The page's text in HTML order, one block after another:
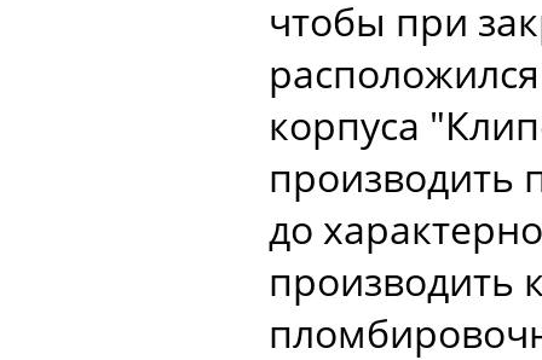
чтобы при
корпуса
производить
до
производить